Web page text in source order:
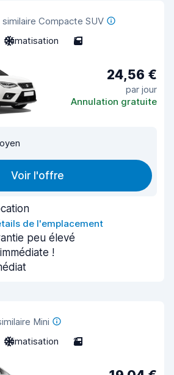
similaire Compacte SUV
Climatisation 5
24,56 €
par jour
Annulation gratuite
Voir l'offre
de l'emplacement
peu élevé
!
Mini
Climatisation 2